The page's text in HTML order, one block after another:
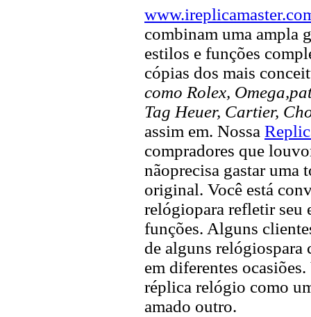
combinam uma ampla
estilos e funções
cópias dos mais
como Rolex,
Tag Heuer, Cartier,
assim em. Nossa
compradores que
nãoprecisa gastar uma
original. Você está
relógiopara refletir seu
funções. Alguns
de alguns relógiospara
em diferentes
réplica relógio como
amado outro.